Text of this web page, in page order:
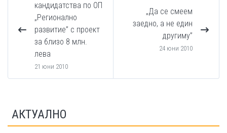
кандидатства по ОП
„Регионално
развитие” с проект
за близо 8 млн.
лева
21 юни 2010
„Да се смеем
заедно, а не един
другиму”
24 юни 2010
АКТУАЛНО